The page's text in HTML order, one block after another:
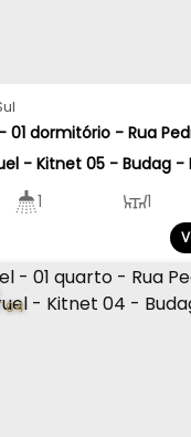
01 dormitório - Rua
- Kitnet 05 - Budag -
1 1
04